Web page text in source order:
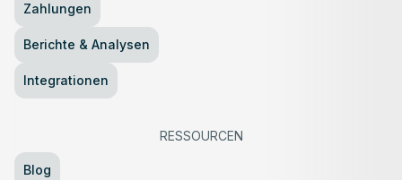
Zahlungen
Berichte & Analysen
Integrationen
RESSOURCEN
Blog